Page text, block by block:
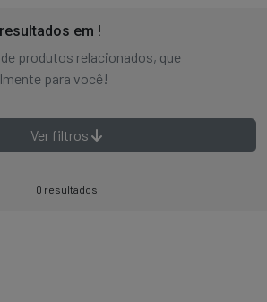
em !
produtos relacionados, que
para você!
Ver filtros
0 resultados